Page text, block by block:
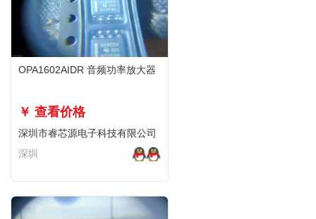
OPA1602AIDR 音频功率放大器
￥ 查看价格
深圳市睿芯源电子科技有限公司
深圳